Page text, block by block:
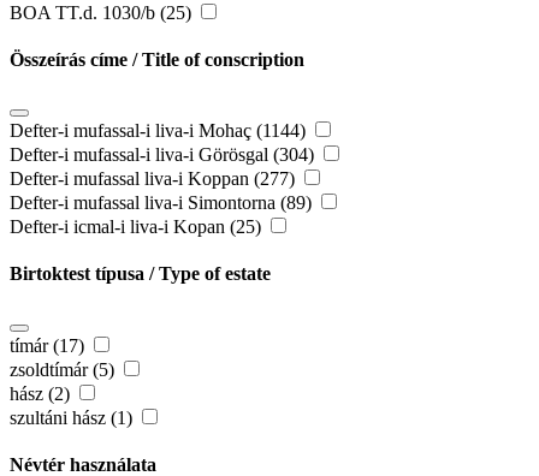
BOA TT.d. 1030/b (25)
Összeírás címe / Title of conscription
Defter-i mufassal-i liva-i Mohaç (1144)
Defter-i mufassal-i liva-i Görösgal (304)
Defter-i mufassal liva-i Koppan (277)
Defter-i mufassal liva-i Simontorna (89)
Defter-i icmal-i liva-i Kopan (25)
Birtoktest típusa / Type of estate
tímár (17)
zsoldtímár (5)
hász (2)
szultáni hász (1)
Névtér használata